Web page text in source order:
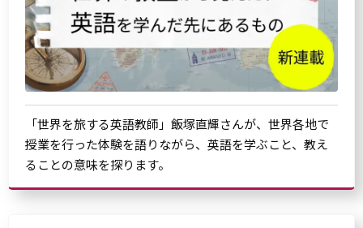
「世界を旅する英語教師」飯塚直輝さんが、世界各地で
授業を行った体験を語りながら、英語を学ぶこと、教え
ることの意味を探ります。